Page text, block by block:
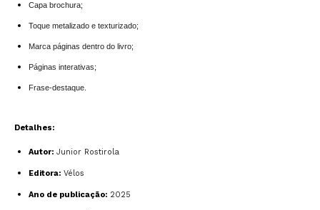
Capa brochura;
Toque metalizado e texturizado;
Marca páginas dentro do livro;
Páginas interativas;
Frase-destaque.
Detalhes:
Autor: Junior Rostirola
Editora: Vélos
Ano de publicação: 2025